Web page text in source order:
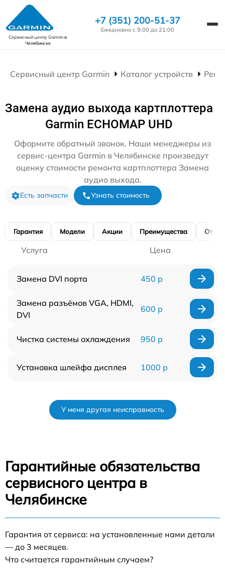
Сервисный центр Garminв
Челябинске
+7 (351) 200-51-37
Ежедневно с 9:00 до 21:00
Сервисный центр Garmin Каталог устройств
Замена аудио выхода картплоттера
Garmin ECHOMAP UHD
Оформите обратный звонок. Наши менеджеры из
сервис-центра Garmin в Челябинске произведут
оценку стоимости ремонта картплоттера Замена
аудио выхода.
Есть запчасти Узнать стоимость
Гарантия Модели Акции Преимущества
Услуга Цена
Замена DVI порта 450 р
Замена разъёмов VGA, HDMI,
DVI
600 р
Чистка системы охлаждения 950 р
Установка шлейфа дисплея 1000 р
У меня другая неисправность
Гарантийные обязательства
сервисного центра в
Челябинске
Гарантия от сервиса: на установленные нами детали
— до 3 месяцев.
Что считается гарантийным случаем?